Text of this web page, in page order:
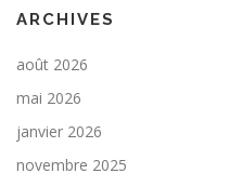
ARCHIVES
août 2026
mai 2026
janvier 2026
novembre 2025